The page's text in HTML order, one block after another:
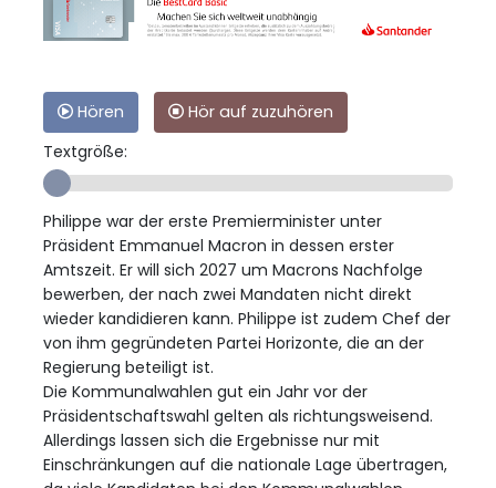
Hören
Hör auf zuzuhören
Textgröße:
Philippe war der erste Premierminister unter
Präsident Emmanuel Macron in dessen erster
Amtszeit. Er will sich 2027 um Macrons Nachfolge
bewerben, der nach zwei Mandaten nicht direkt
wieder kandidieren kann. Philippe ist zudem Chef der
von ihm gegründeten Partei Horizonte, die an der
Regierung beteiligt ist.
Die Kommunalwahlen gut ein Jahr vor der
Präsidentschaftswahl gelten als richtungsweisend.
Allerdings lassen sich die Ergebnisse nur mit
Einschränkungen auf die nationale Lage übertragen,